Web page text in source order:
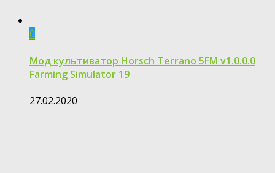
0
Мод культиватор Horsch Terrano 5FM v1.0.0.0
Farming Simulator 19
27.02.2020